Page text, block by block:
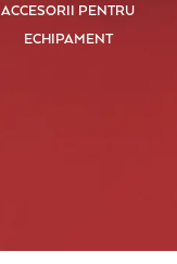
ACCESORII PENTRU
ECHIPAMENT